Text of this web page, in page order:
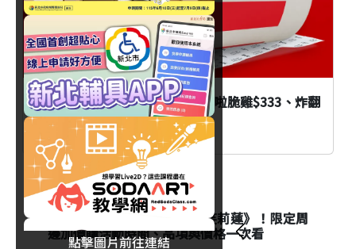
國際炸雞日優惠！肯德基 8塊咔啦脆雞$333、炸翻
星期三多項優惠開搶！
消費
八色烤肉mini聯名《葬送的芙莉蓮》！限定周
邊加價購活動時間、品項與價格一次看
點擊圖片前往連結